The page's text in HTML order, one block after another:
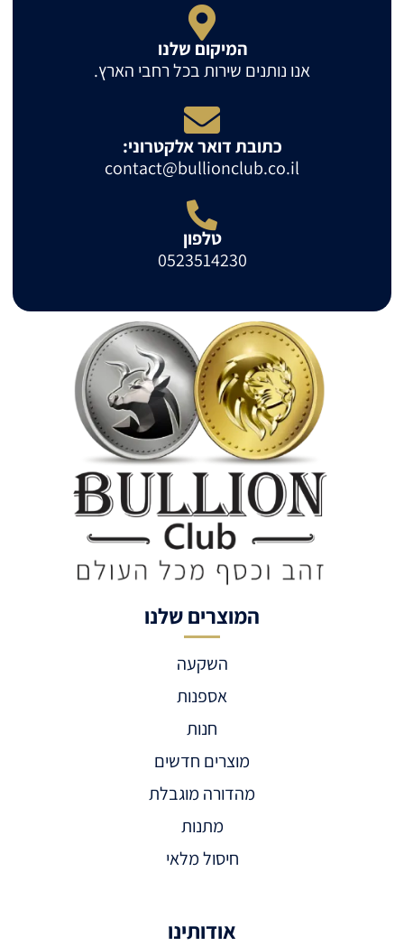
המיקום שלנו
אנו נותנים שירות בכל רחבי הארץ.
כתובת דואר אלקטרוני:
contact@bullionclub.co.il
טלפון
0523514230
המוצרים שלנו
השקעה
אספנות
חנות
מוצרים חדשים
מהדורה מוגבלת
מתנות
חיסול מלאי
אודותינו